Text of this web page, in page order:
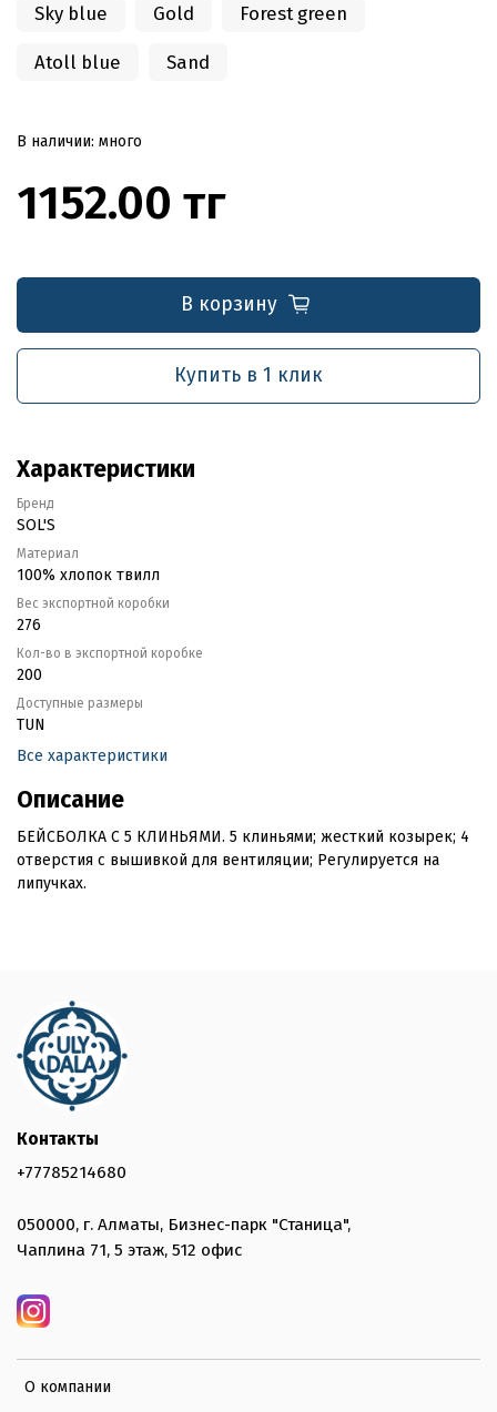
Sky blue Gold Forest green
Atoll blue Sand
В наличии: много
1152.00 тг
В корзину
Купить в 1 клик
Характеристики
Бренд
SOL'S
Материал
100% хлопок твилл
Вес экспортной коробки
276
Кол-во в экспортной коробке
200
Доступные размеры
TUN
Все характеристики
Описание
БЕЙСБОЛКА С 5 КЛИНЬЯМИ. 5 клиньями; жесткий козырек; 4
отверстия с вышивкой для вентиляции; Регулируется на
липучках.
О компании
Контакты
+77785214680
050000, г. Алматы, Бизнес-парк "Станица",
Чаплина 71, 5 этаж, 512 офис